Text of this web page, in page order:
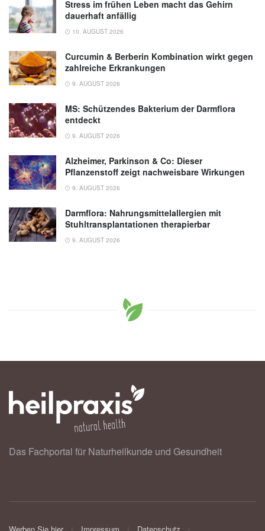
University of Granada
Stress im frühen Leben macht das Gehirn
dauerhaft anfällig
10. AUGUST 2026
Curcumin & Berberin Kombination wirkt gegen
zahlreiche Erkrankungen
9. AUGUST 2026
MS: Schützendes Bakterium der Darmflora
entdeckt
9. AUGUST 2026
Alzheimer, Parkinson & Co: Dieser
Pflanzenstoff zeigt nachweisbare Wirkungen
9. AUGUST 2026
Darmflora: Nahrungsmittelallergien mit
Stuhltransplantationen therapierbar
9. AUGUST 2026
Das Fachportal für Naturheilkunde und Gesundheit